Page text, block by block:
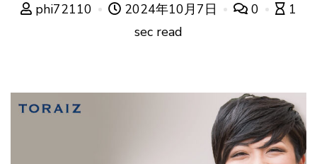
phi72110 2024年10月7日 0
1
sec read